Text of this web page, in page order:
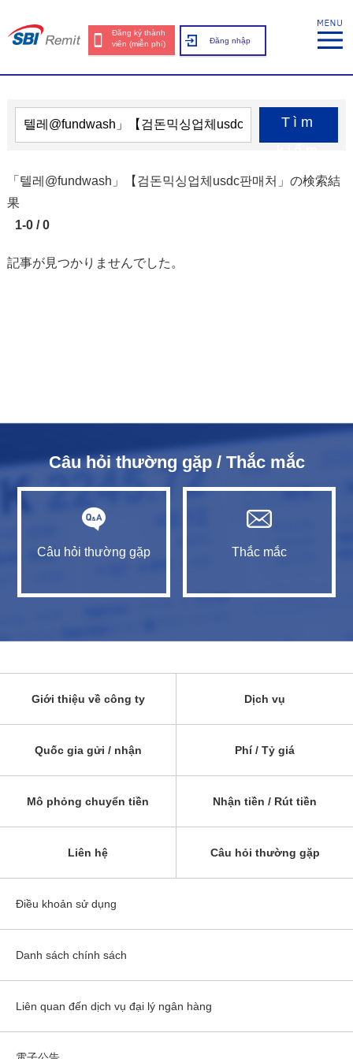
Đăng ký thành
viên (miễn phí)
Đăng nhập
Tìm
「텔레@fundwash」【검돈믹싱업체usdc판매처」の検索結
果
1-0 / 0
記事が見つかりませんでした。
Câu hỏi thường gặp / Thắc mắc
Câu hỏi thường gặp Thắc mắc
Giới thiệu về công ty Dịch vụ
Quốc gia gửi / nhận Phí / Tỷ giá
Mô phỏng chuyển tiền Nhận tiền / Rút tiền
Liên hệ Câu hỏi thường gặp
Điều khoản sử dụng
Danh sách chính sách
Liên quan đến dịch vụ đại lý ngân hàng